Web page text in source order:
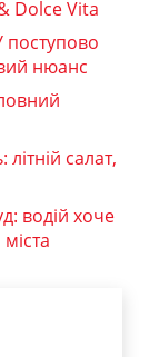
Dolce Vita
поступово
нюанс
салат,
водій хоче